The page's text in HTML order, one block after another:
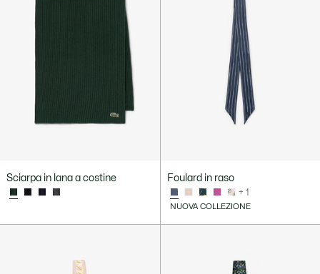
Sciarpa in lana a costine Foulard in raso
+ 1
NUOVA COLLEZIONE